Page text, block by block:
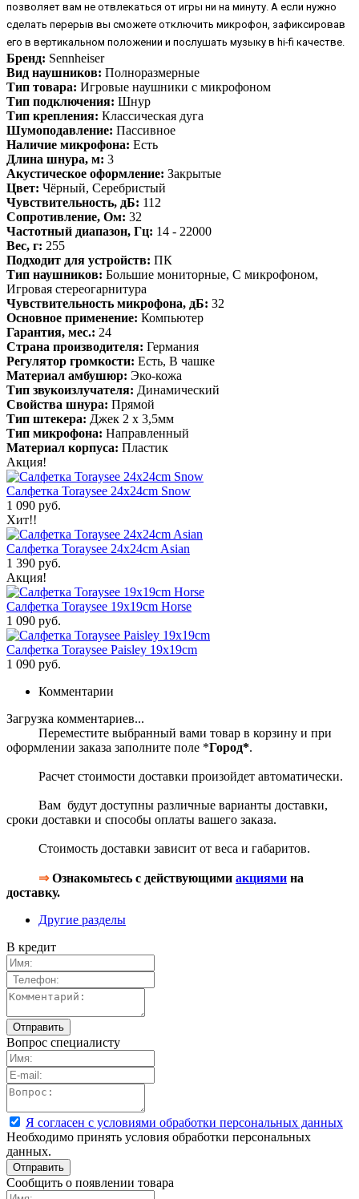
позволяет вам не отвлекаться от игры ни на минуту. А если нужно
сделать перерыв вы сможете отключить микрофон, зафиксировав
его в вертикальном положении и послушать музыку в hi-fi качестве.
Бренд: Sennheiser
Вид наушников: Полноразмерные
Тип товара: Игровые наушники с микрофоном
Тип подключения: Шнур
Тип крепления: Классическая дуга
Шумоподавление: Пассивное
Наличие микрофона: Есть
Длина шнура, м: 3
Акустическое оформление: Закрытые
Цвет: Чёрный, Серебристый
Чувствительность, дБ: 112
Сопротивление, Ом: 32
Частотный диапазон, Гц: 14 - 22000
Вес, г: 255
Подходит для устройств: ПК
Тип наушников: Большие мониторные, С микрофоном,
Игровая стереогарнитура
Чувствительность микрофона, дБ: 32
Основное применение: Компьютер
Гарантия, мес.: 24
Страна производителя: Германия
Регулятор громкости: Есть, В чашке
Материал амбушюр: Эко-кожа
Тип звукоизлучателя: Динамический
Свойства шнура: Прямой
Тип штекера: Джек 2 х 3,5мм
Тип микрофона: Направленный
Материал корпуса: Пластик
Акция!
Салфетка Toraysee 24x24cm Snow
1 090 руб.
Хит!!
Салфетка Toraysee 24x24cm Asian
1 390 руб.
Акция!
Салфетка Toraysee 19x19cm Horse
1 090 руб.
Салфетка Toraysee Paisley 19x19cm
1 090 руб.
Комментарии
Загрузка комментариев...
Переместите выбранный вами товар в корзину и при
оформлении заказа заполните поле *Город*.
Расчет стоимости доставки произойдет автоматически.
Вам будут доступны различные варианты доставки,
сроки доставки и способы оплаты вашего заказа.
Стоимость доставки зависит от веса и габаритов.
⇒Ознакомьтесь с действующими акциями на
доставку.
Другие разделы
В кредит
Вопрос специалисту
Я согласен с условиями обработки персональных данных
Необходимо принять условия обработки персональных
данных.
Сообщить о появлении товара